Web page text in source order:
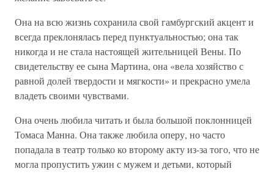
Она на всю жизнь сохранила свой гамбургский акцент и
всегда преклонялась перед пунктуальностью; она так
никогда и не стала настоящей жительницей Вены. По
свидетельству ее сына Мартина, она «вела хозяйство с
равной долей твердости и мягкости» и прекрасно умела
владеть своими чувствами.
Она очень любила читать и была большой поклонницей
Томаса Манна. Она также любила оперу, но часто
попадала в театр только ко второму акту из-за того, что не
могла пропустить ужин с мужем и детьми, который